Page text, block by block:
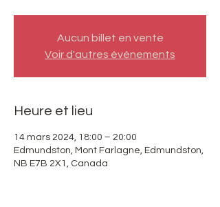
Aucun billet en vente
Voir d'autres événements
Heure et lieu
14 mars 2024, 18:00 – 20:00
Edmundston, Mont Farlagne, Edmundston,
NB E7B 2X1, Canada